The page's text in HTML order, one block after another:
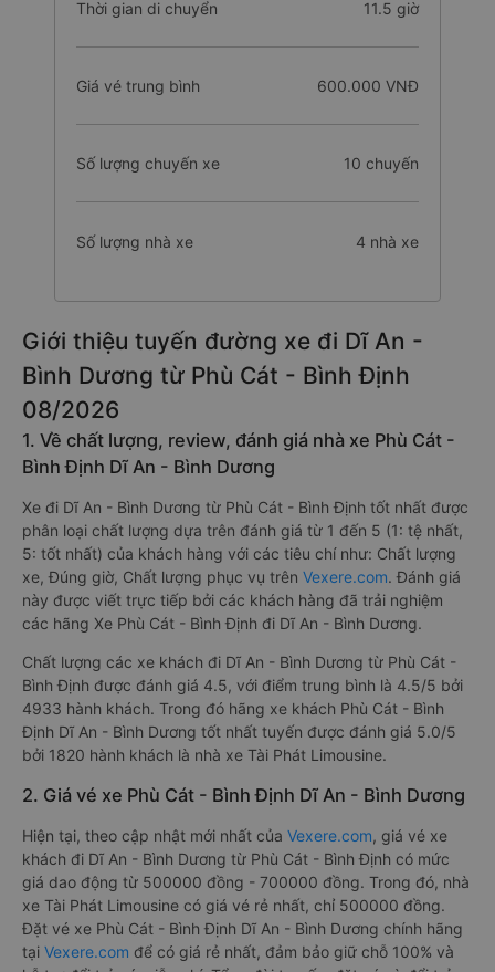
Chiều dài tuyến đường 773 km
Thời gian di chuyển 11.5 giờ
Giá vé trung bình 600.000 VNĐ
Số lượng chuyến xe 10 chuyến
Giới thiệu tuyến đường xe đi Dĩ An -
Bình Dương từ Phù Cát - Bình Định
1. Về chất lượng, review, đánh giá nhà xe Phù Cát -
Bình Định Dĩ An - Bình Dương
Xe đi Dĩ An - Bình Dương từ Phù Cát - Bình Định tốt nhất được
phân loại chất lượng dựa trên đánh giá từ 1 đến 5 (1: tệ nhất,
5: tốt nhất) của khách hàng với các tiêu chí như: Chất lượng
xe, Đúng giờ, Chất lượng phục vụ trênVexere.com . Đánh giá
này được viết trực tiếp bởi các khách hàng đã trải nghiệm
các hãng Xe Phù Cát - Bình Định đi Dĩ An - Bình Dương.
Chất lượng các xe khách đi Dĩ An - Bình Dương từ Phù Cát -
Bình Định được đánh giá 4.5, với điểm trung bình là 4.5/5 bởi
4933 hành khách. Trong đó hãng xe khách Phù Cát - Bình
Định Dĩ An - Bình Dương tốt nhất tuyến được đánh giá 5.0/5
bởi 1820 hành khách là nhà xe Tài Phát Limousine.
2. Giá vé xe Phù Cát - Bình Định Dĩ An - Bình Dương
Hiện tại, theo cập nhật mới nhất của Vexere.com, giá vé xe
khách đi Dĩ An - Bình Dương từ Phù Cát - Bình Định có mức
giá dao động từ 500000 đồng - 700000 đồng. Trong đó, nhà